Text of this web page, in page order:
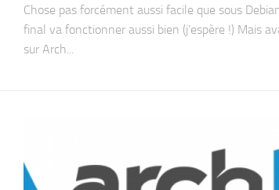
Chose pas forcément aussi facile que sous
final va fonctionner aussi bien (j’espère !) Mais
sur Arch...